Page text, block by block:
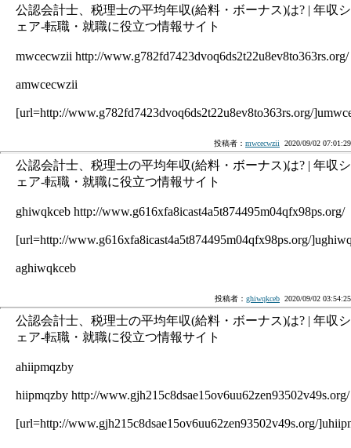
公認会計士、税理士の平均年収(給料・ボーナス)は? | 年収シ
ェア-転職・就職に役立つ情報サイト
mwcecwzii http://www.g782fd7423dvoq6ds2t22u8ev8to363rs.org/
amwcecwzii
[url=http://www.g782fd7423dvoq6ds2t22u8ev8to363rs.org/
投稿者： mwcecwzii 2020/09/02 07:01:29
公認会計士、税理士の平均年収(給料・ボーナス)は? | 年収シ
ェア-転職・就職に役立つ情報サイト
ghiwqkceb http://www.g616xfa8icast4a5t874495m04qfx98ps.org/
[url=http://www.g616xfa8icast4a5t874495m04qfx98ps.org/
aghiwqkceb
投稿者： ghiwqkceb 2020/09/02 03:54:25
公認会計士、税理士の平均年収(給料・ボーナス)は? | 年収シ
ェア-転職・就職に役立つ情報サイト
ahiipmqzby
hiipmqzby http://www.gjh215c8dsae15ov6uu62zen93502v49s.org/
[url=http://www.gjh215c8dsae15ov6uu62zen93502v49s.org/